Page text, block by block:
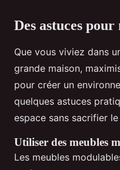
Des astuces
Que vous viviez dans
grande maison,
pour créer un
quelques astuces
espace sans sacrifier
Utiliser des meubles
Les meubles